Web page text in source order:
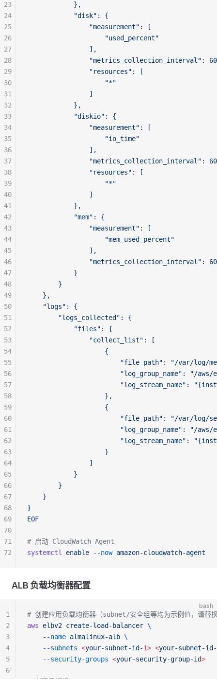
            },
            "disk": {
                "measurement": [
                    "used_percent"
                ],
"metrics_collection_interval":
                "resources": [
                    "*"
                ]
            },
            "diskio": {
                "measurement": [
                    "io_time"
                ],
"metrics_collection_interval":
                "resources": [
                    "*"
                ]
            },
            "mem": {
                "measurement": [
                    "mem_used_percent"
                ],
                "metrics_collection_interval": 60
            }
        }
    },
    "logs": {
        "logs_collected": {
            "files": {
                "collect_list": [
                    {
"file_path": "/var/log/
"log_group_name": "/aws/
"log_stream_name":
                    },
                    {
"file_path": "/var/log/
"log_group_name": "/aws/
"log_stream_name":
                    }
                ]
            }
        }
    }
}
EOF
# 启动 CloudWatch Agent
systemctl
enable --now amazon-cloudwatch-agent
23
24
25
26
27
28
29
30
31
32
33
34
35
36
37
38
39
40
41
42
43
44
45
46
47
48
49
50
51
52
53
54
55
56
57
58
59
60
61
62
63
64
65
66
67
68
69
70
71
72
ALB 负载均衡器配置
bash
# 创建应用负载均衡器（subnet/安全组等均为示例值，请替
aws elbv2 create-load-balancer \
    --name
almalinux-alb \
    --subnets
<your-subnet-id-1> <your-subnet-id-
    --security-groups
<your-security-group-i d>
1
2
3
4
5
6